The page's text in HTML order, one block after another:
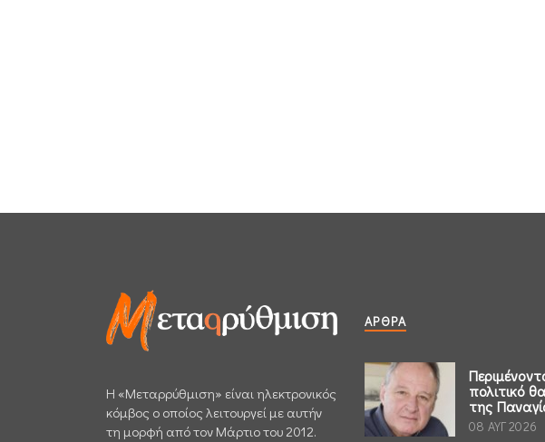
H «Μεταρρύθμιση» είναι ηλεκτρονικός
κόμβος ο οποίος λειτουργεί με αυτήν
τη μορφή από τον Μάρτιο του 2012.
ΆΡΘΡΑ
πολιτικό
της
08 ΑΥΓ 2026